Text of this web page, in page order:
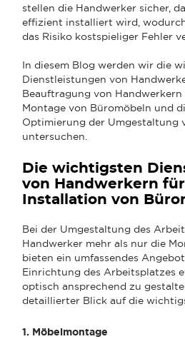
stellen die Handwerker sicher,
effizient installiert wird,
das Risiko kostspieliger Fehler
In diesem Blog werden wir die
Dienstleistungen von
Beauftragung von
Montage von Büromöbeln und
Optimierung der Umgestaltung
untersuchen.
Die wichtigsten
von Handwerkern
Installation von
Bei der Umgestaltung des
Handwerker mehr als nur die
bieten ein umfassendes
Einrichtung des Arbeitsplatzes
optisch ansprechend zu
detaillierter Blick auf die
1. Möbelmontage